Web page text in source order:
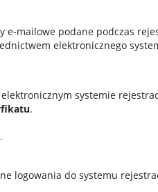
e-mailowe podane podczas
elektronicznego
systemie
.
logowania do systemu